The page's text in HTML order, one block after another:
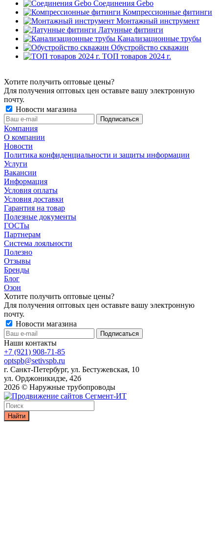
Соединения Gebo
Компрессионные фитинги
Монтажный инструмент
Латунные фитинги
Канализационные трубы
Обустройство скважин
ТОП товаров 2024 г.
Хотите получить оптовые цены?
Для получения оптовых цен оставьте вашу электронную
почту.
Новости магазина
Компания
О компании
Новости
Политика конфиденциальности и защиты информации
Услуги
Вакансии
Информация
Условия оплаты
Условия доставки
Гарантия на товар
Полезные документы
ГОСТы
Партнерам
Система лояльности
Полезно
Отзывы
Бренды
Блог
Озон
Хотите получить оптовые цены?
Для получения оптовых цен оставьте вашу электронную
почту.
Новости магазина
Наши контакты
+7 (921) 908-71-85
optspb@setivspb.ru
г. Санкт-Петербург, ул. Бестужевская, 10
ул. Орджоникидзе, 42б
2026 © Наружные трубопроводы
Найти